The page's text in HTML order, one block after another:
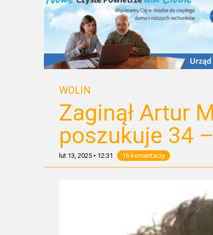
WOLIN
Zaginął Artur
poszukuje 34
lut 13, 2025 • 12:31 16 komentarzy